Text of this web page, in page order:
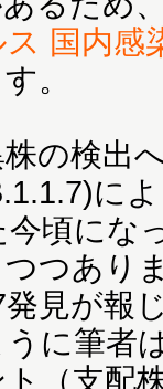
ス 国内感
。
の検出
に
頃にな
つあり
見が報
に筆者
（支配